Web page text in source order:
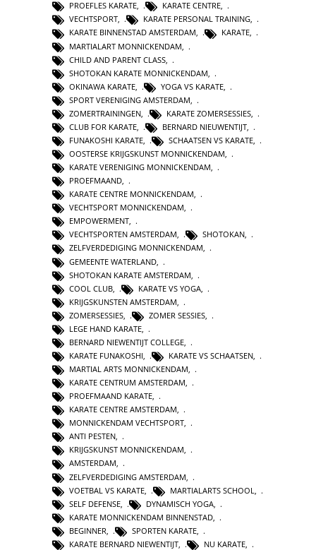
PROEFLES KARATE, KARATE CENTRE,
VECHTSPORT, KARATE PERSONAL TRAINING,
KARATE BINNENSTAD AMSTERDAM, KARATE,
MARTIALART MONNICKENDAM
CHILD AND PARENT CLASS
SHOTOKAN KARATE MONNICKENDAM
OKINAWA KARATE
YOGA VS KARATE
SPORT VERENIGING AMSTERDAM
ZOMERTRAININGEN
KARATE ZOMERSESSIES
CLUB FOR KARATE
BERNARD NIEUWENTIJT
FUNAKOSHI KARATE
SCHAATSEN VS KARATE
OOSTERSE KRIJGSKUNST MONNICKENDAM,
KARATE VERENIGING MONNICKENDAM,
PROEFMAAND,
KARATE CENTRE MONNICKENDAM,
VECHTSPORT MONNICKENDAM,
EMPOWERMENT,
VECHTSPORTEN AMSTERDAM, SHOTOKAN,
ZELFVERDEDIGING MONNICKENDAM,
GEMEENTE WATERLAND
SHOTOKAN KARATE AMSTERDAM
COOL CLUB
KARATE VS YOGA
KRIJGSKUNSTEN AMSTERDAM
ZOMERSESSIES
ZOMER SESSIES
LEGE HAND KARATE
BERNARD NIEWENTIJT COLLEGE
KARATE FUNAKOSHI
KARATE VS SCHAATSEN
MARTIAL ARTS MONNICKENDAM,
KARATE CENTRUM AMSTERDAM,
PROEFMAAND KARATE,
KARATE CENTRE AMSTERDAM,
MONNICKENDAM VECHTSPORT,
ANTI PESTEN,
KRIJGSKUNST MONNICKENDAM,
AMSTERDAM,
ZELFVERDEDIGING AMSTERDAM
VOETBAL VS KARATE
MARTIALARTS SCHOOL
SELF DEFENSE
DYNAMISCH YOGA
KARATE MONNICKENDAM BINNENSTAD
BEGINNER
SPORTEN KARATE
KARATE BERNARD NIEWENTIJT
NU KARATE